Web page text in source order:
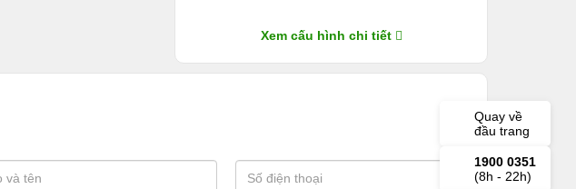
Xem cấu hình chi tiết
Quay về
đầu trang
1900 0351
(8h - 22h)